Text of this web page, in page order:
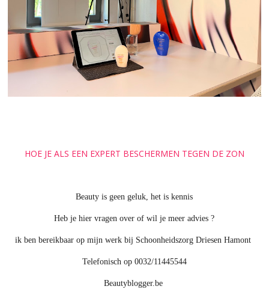
HOE JE ALS EEN EXPERT BESCHERMEN TEGEN DE ZON
Beauty is geen geluk, het is kennis
Heb je hier vragen over of wil je meer advies ?
ik ben bereikbaar op mijn werk bij Schoonheidszorg Driesen Hamont
Telefonisch op 0032/11445544
Beautyblogger.be